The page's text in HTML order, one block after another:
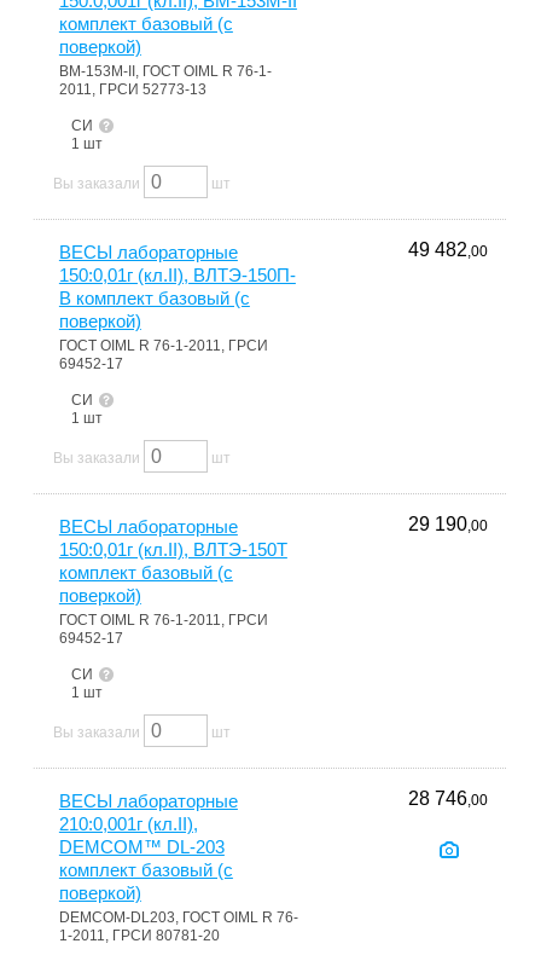
комплект базовый (с
поверкой)
ВМ-153М-II, ГОСТ OIML R 76-1-
2011, ГРСИ 52773-13
СИ
1 шт
Вы заказали шт
ВЕСЫ лабораторные
150:0,01г (кл.II), ВЛТЭ-150П-
В комплект базовый (с
поверкой)
ГОСТ OIML R 76-1-2011, ГРСИ
69452-17
СИ
1 шт
49 482,00
Вы заказали шт
ВЕСЫ лабораторные
150:0,01г (кл.II), ВЛТЭ-150Т
комплект базовый (с
поверкой)
ГОСТ OIML R 76-1-2011, ГРСИ
69452-17
СИ
1 шт
29 190,00
Вы заказали шт
ВЕСЫ лабораторные
210:0,001г (кл.II),
DEMCOM™ DL-203
комплект базовый (с
поверкой)
DEMCOM-DL203, ГОСТ OIML R 76-
1-2011, ГРСИ 80781-20
28 746,00